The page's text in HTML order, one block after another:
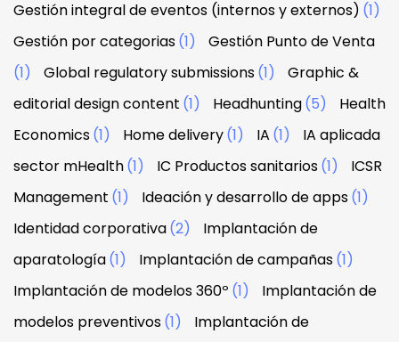
Gestión integral de eventos (internos y externos) (1)
Gestión por categorias(1)
Gestión Punto de Venta
(1)
Global regulatory submissions(1)
Graphic &
editorial design content (1) Headhunting(5)
Health
Economics(1) Home delivery(1) IA (1)
IA aplicada
sector mHealth(1) IC Productos sanitarios(1)
ICSR
Management (1) Ideación y desarrollo de apps(1)
Identidad corporativa(2)
Implantación de
aparatología(1) Implantación de campañas(1)
Implantación de modelos 360º (1)
Implantación de
modelos preventivos(1)
Implantación de